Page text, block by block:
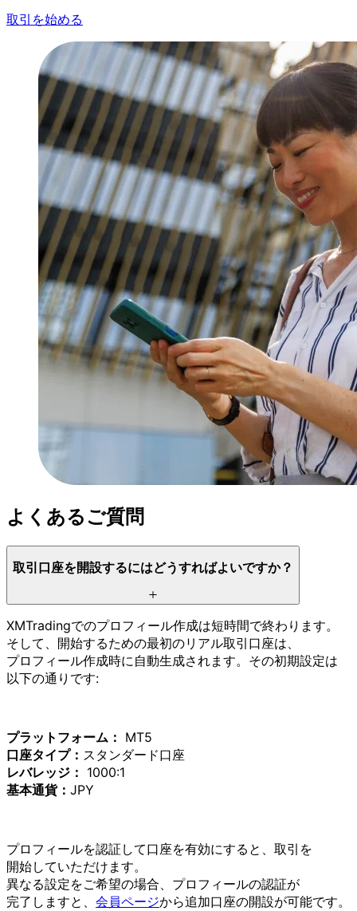
取引を始める
よく あるご質問
取引口座を開設するにはどうすればよいですか？
XMTradingでのプロフィール作成は短時間で終わります。
そして、 開始するための最初のリアル取引口座は、
プロフィール作成時に自動生成されます。 その初期設定は
以下の通りです:
プラットフォーム： MT5
口座タイプ： スタンダード口座
レバレッジ： 1000:1
基本通貨： JPY
プロフィールを認証して口座を有効にすると、 取引を
開始していただけます。
異なる設定をご希望の場合、 プロフィールの認証が
完了しますと、 会員ページから追加口座の開設が可能です。